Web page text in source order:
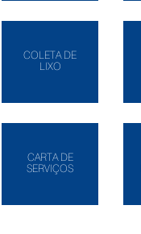
COLETA DE
LIXO
CARTA DE
SERVIÇOS